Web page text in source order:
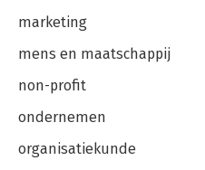
marketing
mens en maatschappij
non-profit
ondernemen
organisatiekunde